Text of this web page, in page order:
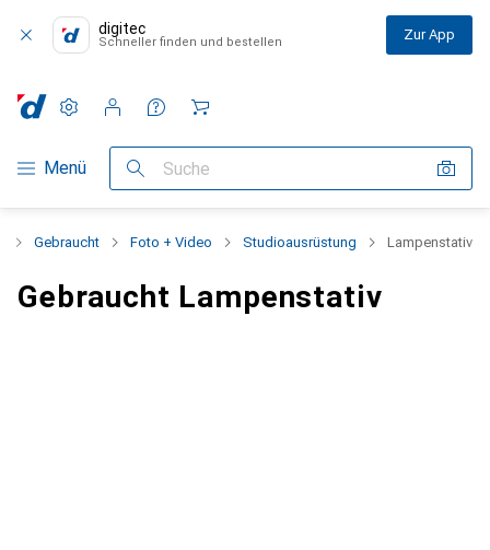
digitec
Schneller finden und bestellen Zur App
Navigation nach Kategorien
Menü Suche
Einstellungen
Kundenkonto
Vergleichslisten
Merklisten
Warenkorb
Gebraucht Foto + Video Studioausrüstung Lampenstativ
Gebraucht Lampenstativ